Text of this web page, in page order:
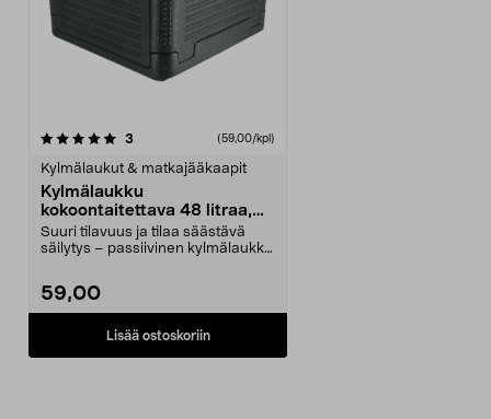
3 (59,00/kpl)
Kylmälaukut & matkajääkaapit
Kylmälaukku
kokoontaitettava 48 litraa,
harmaa
Suuri tilavuus ja tilaa säästävä
säilytys – passiivinen kylmälaukku
59,00
Lisää ostoskoriin